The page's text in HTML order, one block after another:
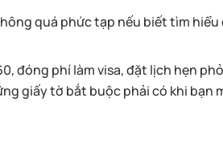
quá phức tạp nếu biết tìm hiểu
đóng phí làm visa, đặt lịch hẹn
giấy tờ bắt buộc phải có khi bạn